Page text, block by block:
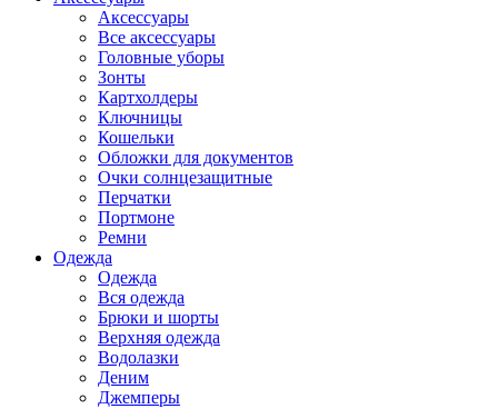
Аксессуары
Все аксессуары
Головные уборы
Зонты
Картхолдеры
Ключницы
Кошельки
Обложки для документов
Очки солнцезащитные
Перчатки
Портмоне
Ремни
Одежда
Одежда
Вся одежда
Брюки и шорты
Верхняя одежда
Водолазки
Деним
Джемперы